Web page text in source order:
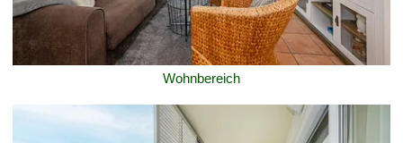
Wohnbereich